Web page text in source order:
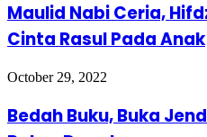
Maulid Nabi Ceria,
Cinta Rasul Pada Anak
October 29, 2022
Bedah Buku, Buka